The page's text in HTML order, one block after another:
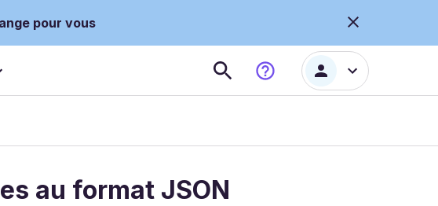
pour vous
au format JSON